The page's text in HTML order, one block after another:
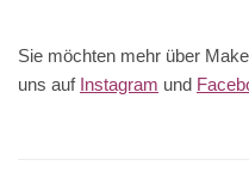
Sie möchten mehr über
uns auf Instagram und